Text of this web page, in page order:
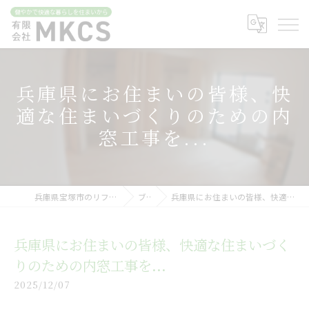
兵庫県にお住まいの皆様、快
適な住まいづくりのための内
窓工事を...
兵庫県宝塚市のリフォームなら有限会社MKCS ブログ 兵庫県にお住まいの皆様、快適な住まいづくりのための内窓工事を...
兵庫県にお住まいの皆様、快適な住まいづく
りのための内窓工事を...
2025/12/07